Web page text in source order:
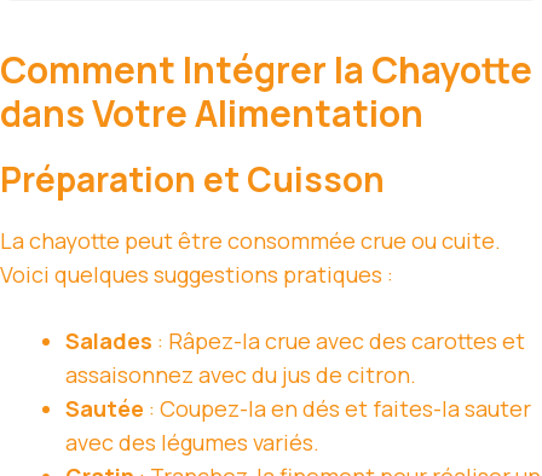
Comment Intégrer la Chayotte
dans Votre Alimentation
Préparation et Cuisson
La chayotte peut être consommée crue ou cuite.
Voici quelques suggestions pratiques :
Salades : Râpez-la crue avec des carottes et
assaisonnez avec du jus de citron.
Sautée : Coupez-la en dés et faites-la sauter
avec des légumes variés.